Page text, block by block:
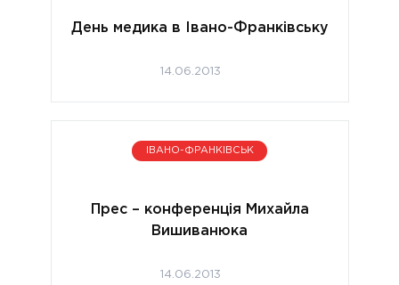
День медика в Івано-Франківську
14.06.2013
ІВАНО-ФРАНКІВСЬК
Прес – конференція Михайла
Вишиванюка
14.06.2013